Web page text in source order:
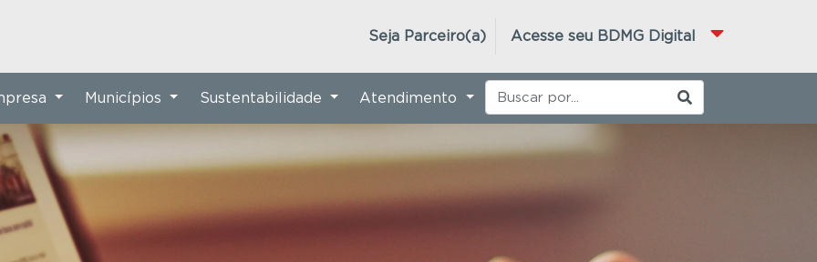
Acesse seu BDMG Digital
Seja Parceiro(a)
Municípios Sustentabilidade Atendimento